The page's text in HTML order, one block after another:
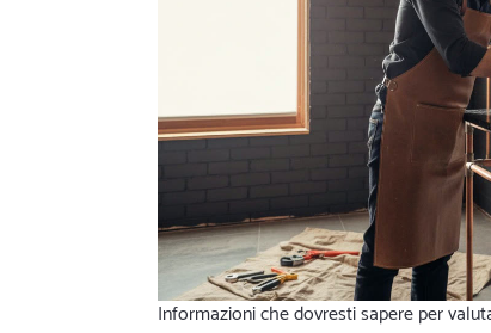
Informazioni che dovresti sapere per